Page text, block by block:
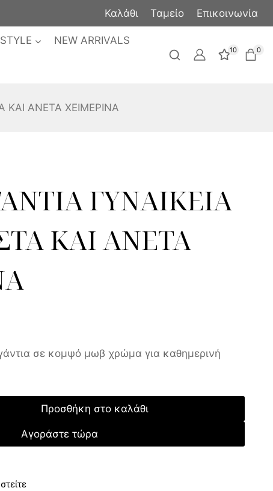
Καλάθι Ταμείο Επικοινωνία
NEW ARRIVALS
10 0
ΚΑΙ ΑΝΕΤΑ ΧΕΙΜΕΡΙΝΑ
ΓΥΝΑΙΚΕΙΑ
ΚΑΙ ΑΝΕΤΑ
σε κομψό μωβ χρώμα για καθημερινή
Προσθήκη στο καλάθι
Αγοράστε τώρα